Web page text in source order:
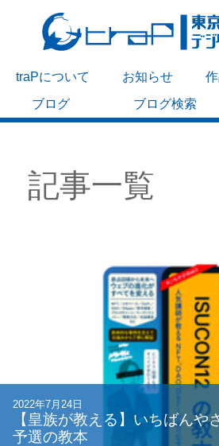
traPについて お知らせ
ブログ
ブログ検索
記事一覧
2022年7月24日
【皇族が教える】いちばんや
予選の教本